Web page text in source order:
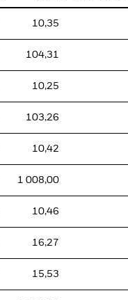
10,35
104,31
10,25
103,26
10,42
1 008,00
10,46
16,27
15,53